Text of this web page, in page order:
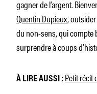
gagner de l’argent.
Quentin Dupieux,
du non-sens, qui compte
surprendre à coups
À LIRE AUSSI : Petit récit